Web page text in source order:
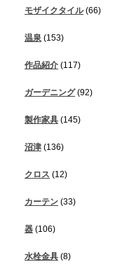
モザイクタイル(66)
温泉 (153)
作品紹介 (117)
ガーデニング(92)
製作家具 (145)
沼津 (136)
クロス (12)
カーテン (33)
器 (106)
水栓金具 (8)